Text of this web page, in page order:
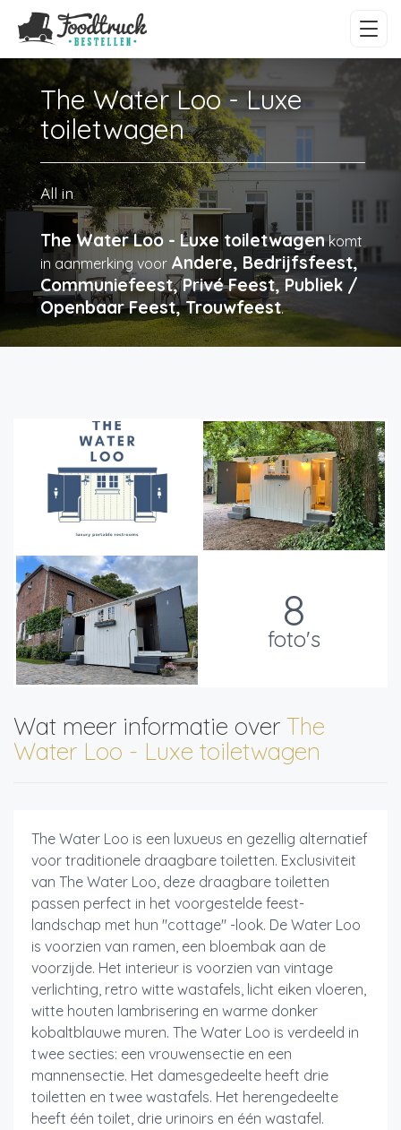
The Water Loo - Luxe
toiletwagen
All in
The Water Loo - Luxe toiletwagenkomt
in aanmerking voor Andere, Bedrijfsfeest,
Communiefeest, Privé Feest, Publiek /
Openbaar Feest, Trouwfeest.
8
foto's
Wat meer informatie over The
Water Loo - Luxe toiletwagen
The Water Loo is een luxueus en gezellig alternatief
voor traditionele draagbare toiletten. Exclusiviteit
van The Water Loo, deze draagbare toiletten
passen perfect in het voorgestelde feest-
landschap met hun "cottage" -look. De Water Loo
is voorzien van ramen, een bloembak aan de
voorzijde. Het interieur is voorzien van vintage
verlichting, retro witte wastafels, licht eiken vloeren,
witte houten lambrisering en warme donker
kobaltblauwe muren. The Water Loo is verdeeld in
twee secties: een vrouwensectie en een
mannensectie. Het damesgedeelte heeft drie
toiletten en twee wastafels. Het herengedeelte
heeft één toilet, drie urinoirs en één wastafel.